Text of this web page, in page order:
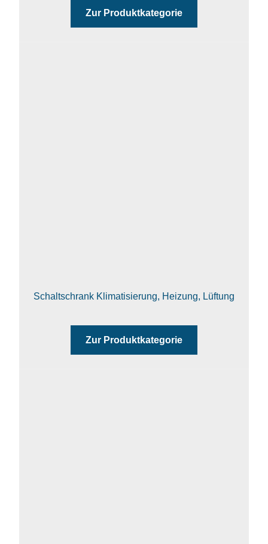
Zur Produktkategorie
Schaltschrank Klimatisierung, Heizung, Lüftung
Zur Produktkategorie